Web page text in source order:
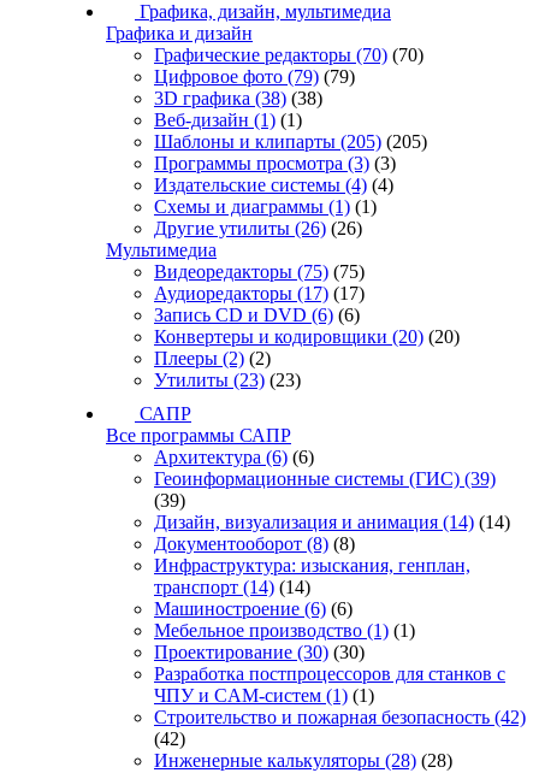
Графика, дизайн, мультимедиа
Графика и дизайн
Графические редакторы (70) (70)
Цифровое фото (79) (79)
3D графика (38) (38)
Веб-дизайн (1) (1)
Шаблоны и клипарты (205) (205)
Программы просмотра (3) (3)
Издательские системы (4) (4)
Схемы и диаграммы (1) (1)
Другие утилиты (26) (26)
Мультимедиа
Видеоредакторы (75) (75)
Аудиоредакторы (17) (17)
Запись CD и DVD (6) (6)
Конвертеры и кодировщики (20) (20)
Плееры (2) (2)
Утилиты (23) (23)
САПР
Все программы САПР
Архитектура (6) (6)
Геоинформационные системы (ГИС) (39)
(39)
Дизайн, визуализация и анимация (14) (14)
Документооборот (8) (8)
Инфраструктура: изыскания, генплан,
транспорт (14) (14)
Машиностроение (6) (6)
Мебельное производство (1) (1)
Проектирование (30) (30)
Разработка постпроцессоров для станков с
ЧПУ и CAM-систем (1) (1)
Строительство и пожарная безопасность (42)
(42)
Инженерные калькуляторы (28) (28)